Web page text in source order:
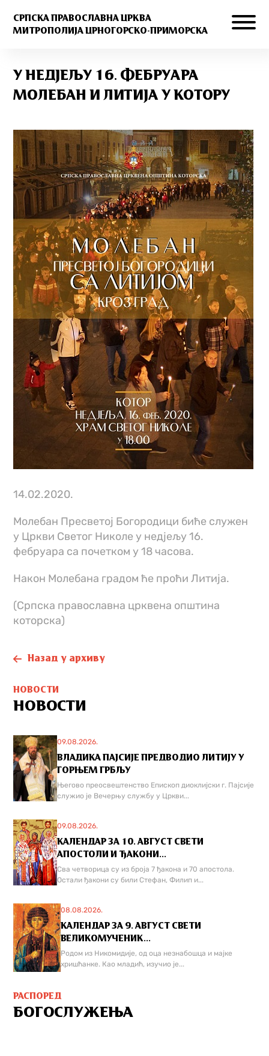
СРПСКА ПРАВОСЛАВНА ЦРКВА
МИТРОПОЛИЈА ЦРНОГОРСКО-ПРИМОРСКА
У НЕДЈЕЉУ 16. ФЕБРУАРА
МОЛЕБАН И ЛИТИЈА У КОТОРУ
14.02.2020.
Молебан Пресветој Богородици биће служен
у Цркви Светог Николе у недјељу 16.
фебруара са почетком у 18 часова.
Након Молебана градом ће проћи Литија.
(Српска православна црквена општина
которска)
Назад у архиву
НОВОСТИ
НОВОСТИ
09.08.2026.
ВЛАДИКА ПАЈСИЈЕ ПРЕДВОДИО ЛИТИЈУ У
ГОРЊЕМ ГРБЉУ
Његово преосвештенство Епископ диоклијски г. Пајсије
служио је Вечерњу службу у Цркви...
09.08.2026.
КАЛЕНДАР ЗА 10. АВГУСТ СВЕТИ
АПОСТОЛИ И ЂАКОНИ...
Сва четворица су из броја 7 ђакона и 70 апостола.
Остали ђакони су били Стефан, Филип и...
08.08.2026.
КАЛЕНДАР ЗА 9. АВГУСТ СВЕТИ
ВЕЛИКОМУЧЕНИК...
Родом из Никомидије, од оца незнабошца и мајке
хришћанке. Као младић, изучио је...
РАСПОРЕД
БОГОСЛУЖЕЊА